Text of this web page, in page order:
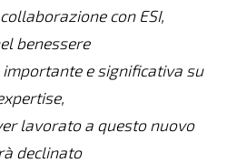
con ESI,
benessere
e significativa su
lavorato a questo nuovo
declinato